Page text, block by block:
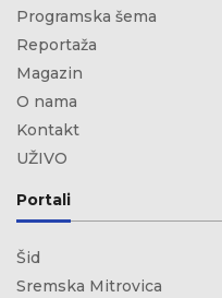
Programska šema
Reportaža
Magazin
O nama
Kontakt
UŽIVO
Portali
Šid
Sremska Mitrovica